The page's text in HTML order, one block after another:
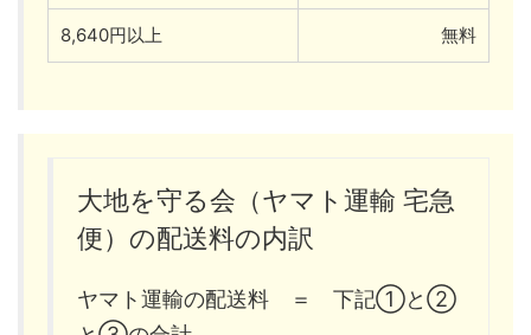
8,640円以上 無料
大地を守る会（ヤマト運輸 宅急
便）の配送料の内訳
ヤマト運輸の配送料 ＝ 下記①と②